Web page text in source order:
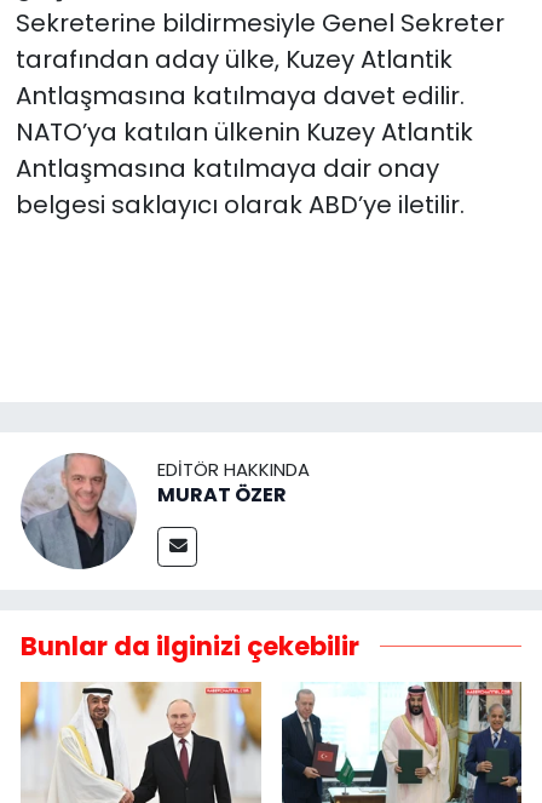
Sekreterine bildirmesiyle Genel Sekreter
tarafından aday ülke, Kuzey Atlantik
Antlaşmasına katılmaya davet edilir.
NATO’ya katılan ülkenin Kuzey Atlantik
Antlaşmasına katılmaya dair onay
belgesi saklayıcı olarak ABD’ye iletilir.
EDITÖR HAKKINDA
MURAT ÖZER
Bunlar da ilginizi çekebilir